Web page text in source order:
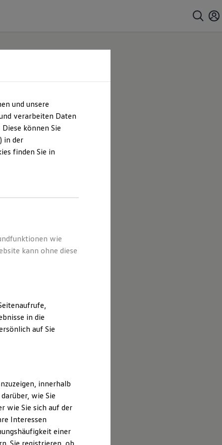
und unsere
verarbeiten Daten
können Sie
in der
finden Sie in
wie
kann ohne diese
in die
auf Sie
innerhalb
wie Sie
wie Sie sich auf der
Interessen
einer
Sie registrieren, ob